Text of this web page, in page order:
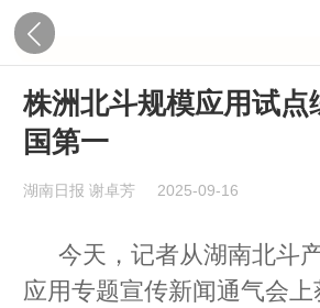
株洲北斗规模应用试点
国第一
湖南日报 谢卓芳 2025-09-16
今天，记者从湖南北斗
应用专题宣传新闻通气会